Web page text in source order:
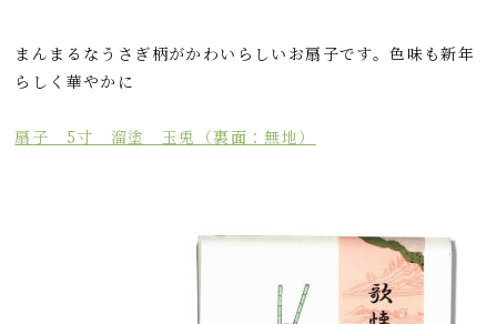
まんまるなうさぎ柄がかわいらしいお扇子です。色味も新年
らしく華やかに
扇子 5寸 溜塗 玉兎（裏面：無地）